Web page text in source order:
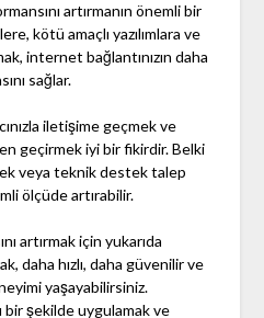
artırmanın önemli bir
kötü amaçlı yazılımlara ve
internet bağlantınızın daha
sağlar.
iletişime geçmek ve
geçirmek iyi bir fikirdir. Belki
veya teknik destek talep
ölçüde artırabilir.
artırmak için yukarıda
daha hızlı, daha güvenilir ve
yaşayabilirsiniz.
bir şekilde uygulamak ve